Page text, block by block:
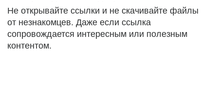
Не открывайте ссылки и не скачивайте файлы
от незнакомцев. Даже если ссылка
сопровождается интересным или полезным
контентом.